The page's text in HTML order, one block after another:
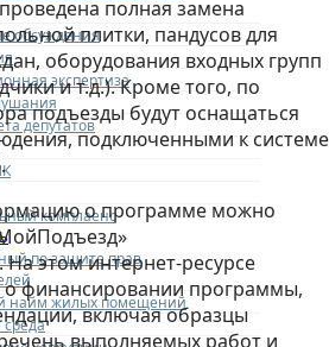
обсуждения
экспертиза
депутатов
комплаенс
по защите прав
найм жилых помещений
среда
полная замена
плитки, пандусов для
оборудования входных групп
и т.д.). Кроме того, по
подъезды будут оснащаться
подключенными к системе
о программе можно
этом интернет-ресурсе
финансировании программы,
включая образцы
выполняемых работ и